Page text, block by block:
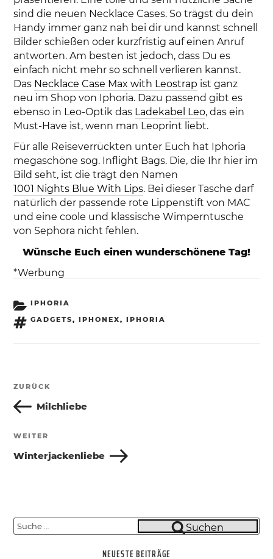
sind die neuen Necklace Cases. So trägst du dein
Handy immer ganz nah bei dir und kannst schnell
Bilder schießen oder kurzfristig auf einen Anruf
antworten. Am besten ist jedoch, dass Du es
einfach nicht mehr so schnell verlieren kannst.
Das Necklace Case Max with Leostrap ist ganz
neu im Shop von Iphoria. Dazu passend gibt es
ebenso in Leo-Optik das Ladekabel Leo, das ein
Must-Have ist, wenn man Leoprint liebt.
Für alle Reiseverrückten unter Euch hat Iphoria
megaschöne sog. Inflight Bags. Die, die Ihr hier im
Bild seht, ist die trägt den Namen
1001 Nights Blue With Lips. Bei dieser Tasche darf
natürlich der passende rote Lippenstift von MAC
und eine coole und klassische Wimperntusche
von Sephora nicht fehlen.
Wünsche Euch einen wunderschönene Tag!
*Werbung
KATEGORIEN
IPHORIA
SCHLAGWÖRTER
GADGETS, IPHONEX, IPHORIA
Beitragsnavigation
Vorheriger
Beitrag
ZURÜCK
Milchliebe
Nächster
Beitrag
WEITER
Winterjackenliebe
Suche
Suchen
NEUESTE BEITRÄGE